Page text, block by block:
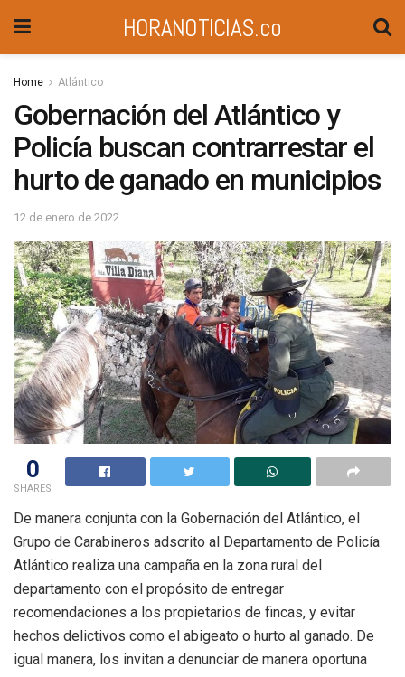
HORANOTICIAS.co
Home Atlántico
Gobernación del Atlántico y
Policía buscan contrarrestar el
hurto de ganado en municipios
12 de enero de 2022
0
SHARES
De manera conjunta con la Gobernación del Atlántico, el
Grupo de Carabineros adscrito al Departamento de Policía
Atlántico realiza una campaña en la zona rural del
departamento con el propósito de entregar
recomendaciones a los propietarios de fincas, y evitar
hechos delictivos como el abigeato o hurto al ganado. De
igual manera, los invitan a denunciar de manera oportuna